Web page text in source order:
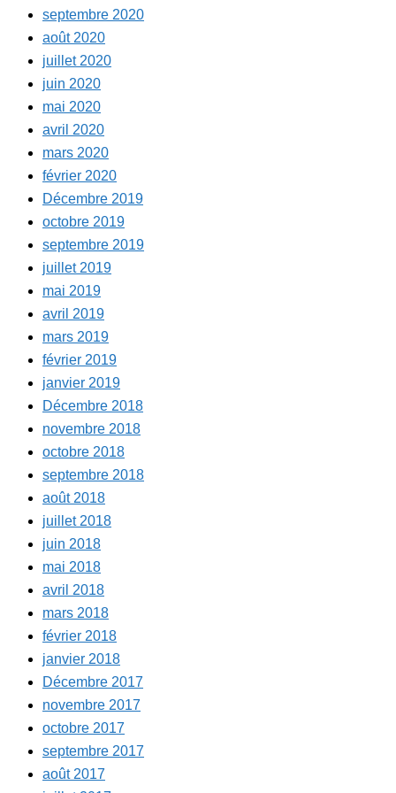
septembre 2020
août 2020
juillet 2020
juin 2020
mai 2020
avril 2020
mars 2020
février 2020
Décembre 2019
octobre 2019
septembre 2019
juillet 2019
mai 2019
avril 2019
mars 2019
février 2019
janvier 2019
Décembre 2018
novembre 2018
octobre 2018
septembre 2018
août 2018
juillet 2018
juin 2018
mai 2018
avril 2018
mars 2018
février 2018
janvier 2018
Décembre 2017
novembre 2017
octobre 2017
septembre 2017
août 2017